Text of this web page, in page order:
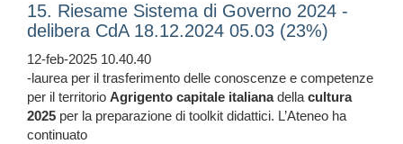
15. Riesame Sistema di Governo 2024 -
delibera CdA 18.12.2024 05.03 (23%)
12-feb-2025 10.40.40
-laurea per il trasferimento delle conoscenze e competenze
per il territorio Agrigento capitale italianadellacultura
2025 per la preparazione di toolkit didattici. L’Ateneo ha
continuato